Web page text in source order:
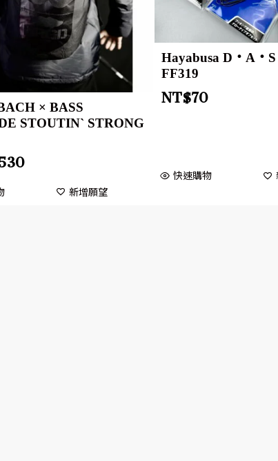
× BASS
STOUTIN` STRONG
新增願望
Hayabusa D・A・
FF319
NT$70
快速購物